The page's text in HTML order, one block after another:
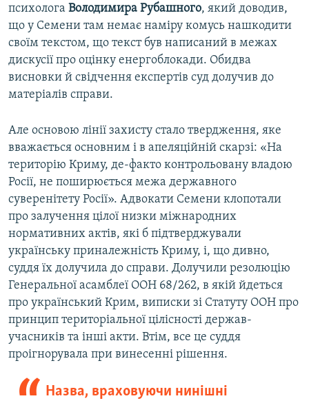
психолога Володимира Рубашного, який доводив,
що у Семени там немає наміру комусь нашкодити
своїм текстом, що текст був написаний в межах
дискусії про оцінку енергоблокади. Обидва
висновки й свідчення експертів суд долучив до
матеріалів справи.
Але основою лінії захисту стало твердження, яке
вважається основним і в апеляційній скарзі: «На
територію Криму, де-факто контрольовану владою
Росії, не поширюється межа державного
суверенітету Росії». Адвокати Семени клопотали
про залучення цілої низки міжнародних
нормативних актів, які б підтверджували
українську приналежність Криму, і, що дивно,
суддя їх долучила до справи. Долучили резолюцію
Генеральної асамблеї ООН 68/262, в якій йдеться
про український Крим, виписки зі Статуту ООН про
принцип територіальної цілісності держав-
учасників та інші акти. Втім, все це суддя
проігнорувала при винесенні рішення.
Назва, враховуючи нинішні